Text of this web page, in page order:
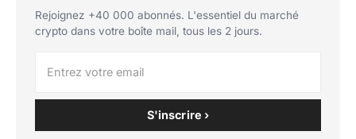
Rejoignez +40 000 abonnés. L'essentiel du marché
crypto dans votre boîte mail, tous les 2 jours.
S'inscrire ›